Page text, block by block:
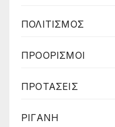
ΠΟΛΙΤΙΣΜΟΣ
ΠΡΟΟΡΙΣΜΟΙ
ΠΡΟΤΑΣΕΙΣ
ΡΙΓΑΝΗ